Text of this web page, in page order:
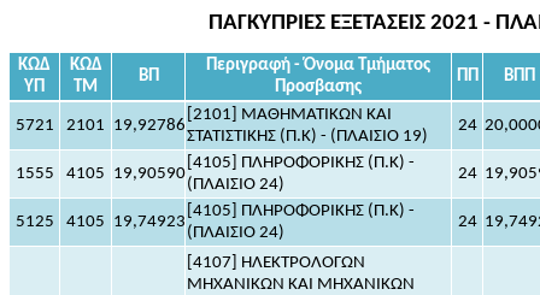
ΠΑΓΚΥΠΡΙΕΣ ΕΞΕΤΑΣΕΙΣ 2021 -
ΚΩΔ
ΥΠ
ΚΩΔ
ΤΜ
ΒΠ
Περιγραφή - Όνομα Τμήματος
Προσβασης
ΠΠ ΒΠΠ
5721 2101 19,92786
[2101] ΜΑΘΗΜΑΤΙΚΩΝ ΚΑΙ
ΣΤΑΤΙΣΤΙΚΗΣ (Π.Κ) - (ΠΛΑΙΣΙΟ 19)
24
1555 4105 19,90590
[4105] ΠΛΗΡΟΦΟΡΙΚΗΣ (Π.Κ) -
(ΠΛΑΙΣΙΟ 24)
24
5125 4105 19,74923
[4105] ΠΛΗΡΟΦΟΡΙΚΗΣ (Π.Κ) -
(ΠΛΑΙΣΙΟ 24)
24
[4107] ΗΛΕΚΤΡΟΛΟΓΩΝ
ΜΗΧΑΝΙΚΩΝ ΚΑΙ ΜΗΧΑΝΙΚΩΝ